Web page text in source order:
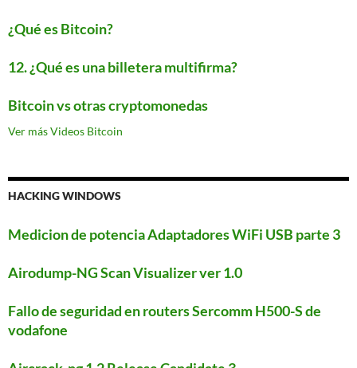
¿Qué es Bitcoin?
12. ¿Qué es una billetera multifirma?
Bitcoin vs otras cryptomonedas
Ver más Videos Bitcoin
HACKING WINDOWS
Medicion de potencia Adaptadores WiFi USB parte 3
Airodump-NG Scan Visualizer ver 1.0
Fallo de seguridad en routers Sercomm H500-S de
vodafone